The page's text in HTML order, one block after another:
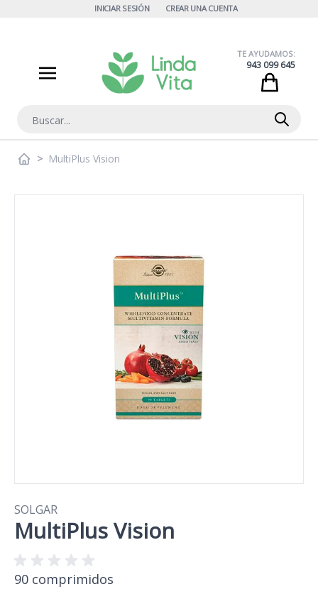
INICIAR SESIÓN CREAR UNA CUENTA
Buscar
TE AYUDAMOS:
943 099 645
> MultiPlus Vision
SOLGAR
MultiPlus Vision
90 comprimidos